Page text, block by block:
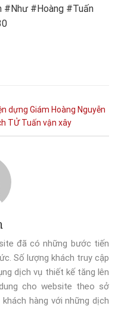
#Như #Hoàng #Tuấn
dựng Giám Hoàng Nguyễn
TỬ Tuấn vận xây
đã có những bước tiến
Số lượng khách truy cập
dịch vụ thiết kế tăng lên
cho website theo sở
hàng với những dịch